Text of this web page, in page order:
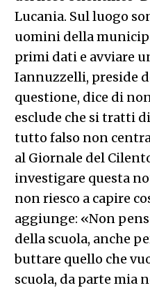
Lucania. Sul luogo
uomini della
primi dati e avviare
Iannuzzelli, preside
questione, dice di
esclude che si tratti
tutto falso non
al Giornale del
investigare questa
non riesco a capire
aggiunge: «Non
della scuola, anche
buttare quello che
scuola, da parte mia